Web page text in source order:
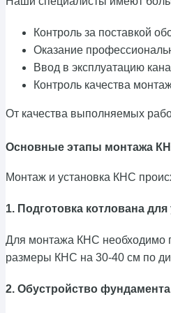
Контроль за поставкой
Оказание
Ввод в эксплуатацию
Контроль качества
От качества выполняемых
Основные этапы монтажа
Монтаж и установка КНС
1. Подготовка котлована
Для монтажа КНС необходимо
размеры КНС на 30-40 см по
2. Обустройство